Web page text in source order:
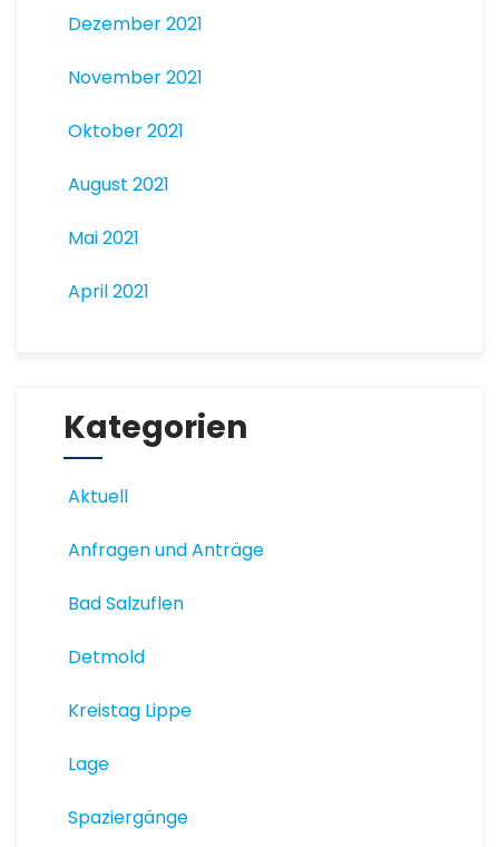
Dezember 2021
November 2021
Oktober 2021
August 2021
Mai 2021
April 2021
Kategorien
Aktuell
Anfragen und Anträge
Bad Salzuflen
Detmold
Kreistag Lippe
Lage
Spaziergänge